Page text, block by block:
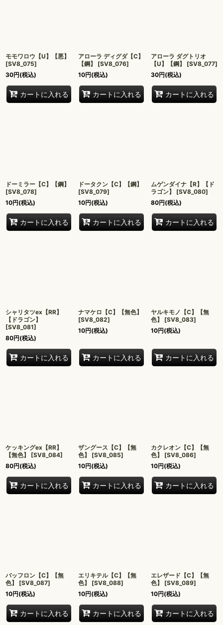
モモワロウ【U】【悪】
[SV8_075]
30円(税込)
カートに入れる
アローラ ディグダ【C】
【鋼】
[SV8_076]
10円(税込)
カートに入れる
アローラ ダグトリオ
【U】【鋼】
[SV8_077]
30円(税込)
カートに入れる
ドーミラー【C】【鋼】
[SV8_078]
10円(税込)
カートに入れる
ドータクン【C】【鋼】
[SV8_079]
10円(税込)
カートに入れる
ムゲンダイナ【R】【ド
ラゴン】
[SV8_080]
80円(税込)
カートに入れる
シャリタツex【RR】
【ドラゴン】
[SV8_081]
80円(税込)
カートに入れる
ナマケロ【C】【無色】
[SV8_082]
10円(税込)
カートに入れる
ヤルキモノ【C】【無
色】
[SV8_083]
10円(税込)
カートに入れる
ケッキングex【RR】
【無色】
[SV8_084]
80円(税込)
カートに入れる
ザングース【C】【無
色】
[SV8_085]
10円(税込)
カートに入れる
カクレオン【C】【無
色】
[SV8_086]
10円(税込)
カートに入れる
バッフロン【C】【無
色】
[SV8_087]
10円(税込)
カートに入れる
エリキテル【C】【無
色】
[SV8_088]
10円(税込)
カートに入れる
エレザード【C】【無
色】
[SV8_089]
10円(税込)
カートに入れる